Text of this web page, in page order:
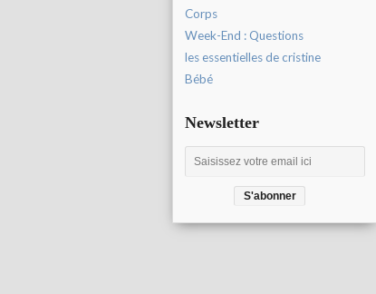
Corps
Week-End : Questions
les essentielles de cristine
Bébé
Newsletter